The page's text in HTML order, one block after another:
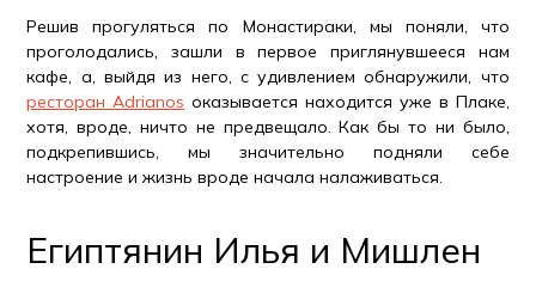
Решив прогуляться по Монастираки, мы поняли, что
проголодались, зашли в первое приглянувшееся нам
кафе, а, выйдя из него, с удивлением обнаружили, что
ресторан Adrianos оказывается находится уже в Плаке,
хотя, вроде, ничто не предвещало. Как бы то ни было,
подкрепившись, мы значительно подняли себе
настроение и жизнь вроде начала налаживаться.
Египтянин Илья и Мишлен